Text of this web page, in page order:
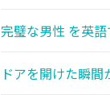
完璧な男性 を英
ドアを開けた瞬